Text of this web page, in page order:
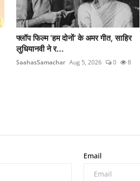
फ्लॉप फिल्म ‘हम दोनों’ के अमर गीत, साहिर
लुधियानवी ने र...
SaahasSamachar Aug 5, 2026 0 8
Email